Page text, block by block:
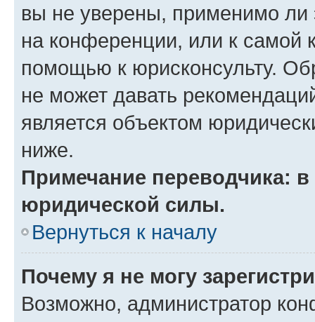
вы не уверены, применимо ли
на конференции, или к самой
помощью к юрисконсульту.
не может давать
является объектом
ниже.
Примечание переводчика:
юридической силы.
Вернуться к началу
Почему я не могу
Возможно, администратор